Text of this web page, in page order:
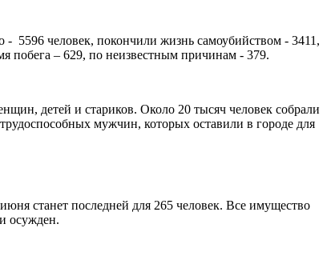
5596 человек, покончили жизнь самоубийством - 3411,
побега – 629, по неизвестным причинам - 379.
детей и стариков. Около 20 тысяч человек собрали
мужчин, которых оставили в городе для
станет последней для 265 человек. Все имущество
осужден.